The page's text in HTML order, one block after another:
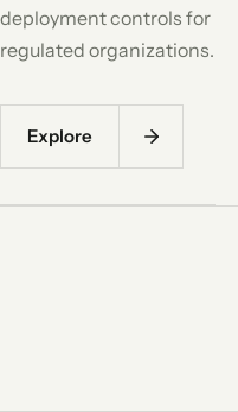
deployment controls for
regulated organizations.
Explore